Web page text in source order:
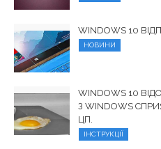
WINDOWS 10
НОВИНИ
WINDOWS 10
З WINDOWS
ЦП.
ІНСТРУКЦІЇ